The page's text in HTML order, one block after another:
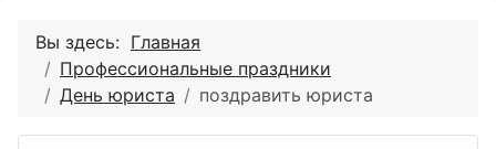
Вы здесь: Главная
Профессиональные праздники
День юриста
поздравить юриста